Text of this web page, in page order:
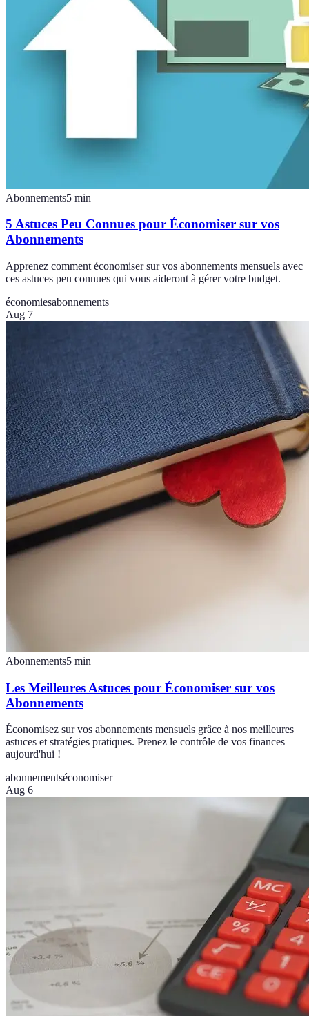
Abonnements5 min
5 Astuces Peu Connues pour Économiser sur vos
Abonnements
Apprenez comment économiser sur vos abonnements mensuels avec
ces astuces peu connues qui vous aideront à gérer votre budget.
économiesabonnements
Aug 7
Abonnements5 min
Les Meilleures Astuces pour Économiser sur vos
Abonnements
Économisez sur vos abonnements mensuels grâce à nos meilleures
astuces et stratégies pratiques. Prenez le contrôle de vos finances
aujourd'hui !
abonnementséconomiser
Aug 6